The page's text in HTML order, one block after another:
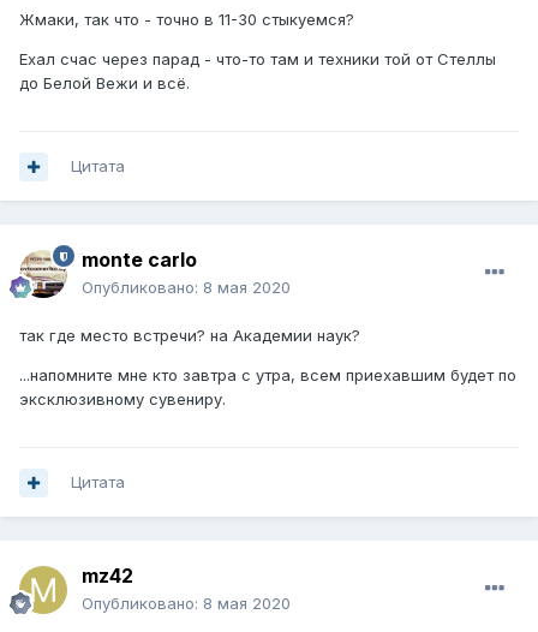
Жмаки, так что - точно в 11-30 стыкуемся?
Ехал счас через парад - что-то там и техники той от Стеллы
до Белой Вежи и всё.
Цитата
monte carlo
Опубликовано: 8 мая 2020
так где место встречи? на Академии наук?
...напомните мне кто завтра с утра, всем приехавшим будет по
эксклюзивному сувениру.
Цитата
mz42
Опубликовано: 8 мая 2020